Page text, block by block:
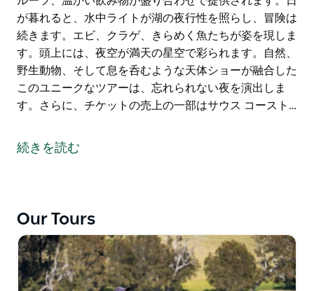
が暮れると、水中ライトが湖の夜行性を照らし、冒険は
続きます。エビ、クラゲ、きらめく魚たちが姿を現しま
す。頭上には、夜空が満天の星空で彩られます。自然、
野生動物、そして息を呑むような天体ショーが融合した
このユニークなツアーは、忘れられない夜を演出しま
す。さらに、チケットの売上の一部はサウス コースト…
湖でのサンセット＆スターズ・カヤックツアーで、魔法
のような体験をお楽しみください。ワラグート湖セーリ
の当たりにします。黒鳥、ペリカン、そして舞い上がる
オジロワシなど、多様な野生動物にも出会えるかもしれ
ません。日が沈むと、カンガルーが砂丘から姿を現し、
絵のように美しいオーストラリアの風景を作り出しま
す。
続きを読む
Our Tours